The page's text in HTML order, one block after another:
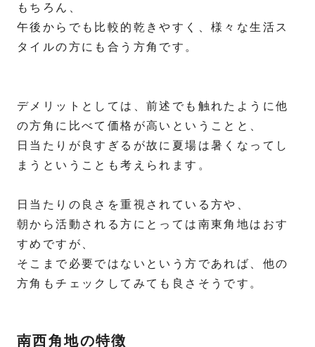
もちろん、
午後からでも比較的乾きやすく、様々な生活ス
タイルの方にも合う方角です。
デメリットとしては、前述でも触れたように他
の方角に比べて価格が高いということと、
日当たりが良すぎるが故に夏場は暑くなってし
まうということも考えられます。
日当たりの良さを重視されている方や、
朝から活動される方にとっては南東角地はおす
すめですが、
そこまで必要ではないという方であれば、他の
方角もチェックしてみても良さそうです。
南西角地の特徴